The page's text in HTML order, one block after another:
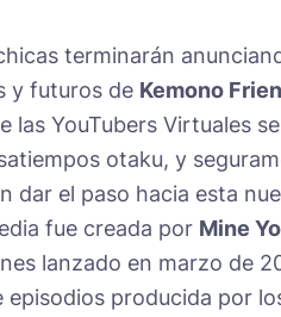
terminarán
y futuros de Kemono
las YouTubers Virtuales
otaku, y
dar el paso hacia esta
fue creada por Mine
lanzado en marzo de
episodios producida por